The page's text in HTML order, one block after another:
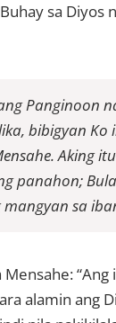
sa Diyos
Panginoon
bibigyan
Aking
panahon;
sa
alamin ang